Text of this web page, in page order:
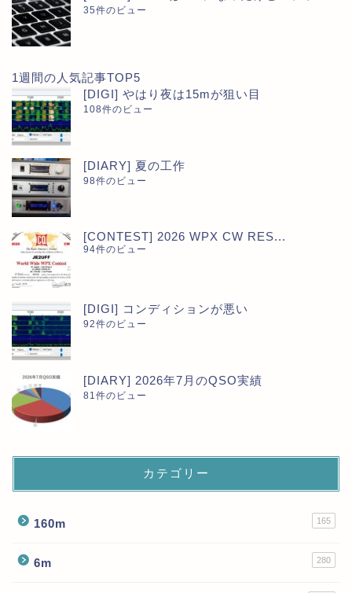
35件のビュー
1週間の人気記事TOP5
[DIGI] やはり夜は15mが狙い目
108件のビュー
[DIARY] 夏の工作
98件のビュー
[CONTEST] 2026 WPX CW RES...
94件のビュー
[DIGI] コンディションが悪い
92件のビュー
[DIARY] 2026年7月のQSO実績
81件のビュー
カテゴリー
160m 165
6m 280